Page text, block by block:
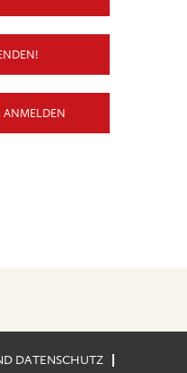
ANMELDEN
DATENSCHUTZ